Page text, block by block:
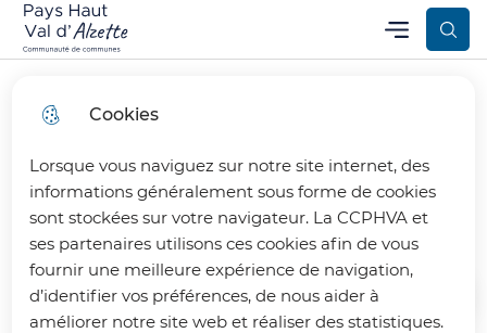
Cookies
Lorsque vous naviguez sur notre site internet, des
informations généralement sous forme de cookies
sont stockées sur votre navigateur. La CCPHVA et
ses partenaires utilisons ces cookies afin de vous
fournir une meilleure expérience de navigation,
d’identifier vos préférences, de nous aider à
améliorer notre site web et réaliser des statistiques.
Aller
au
menu
principal
Consulter
le plan
du site
Communauté de Communes Pays Haut Val d’Alzette
Menu principal
Menu
Déchèterie communautaire
Accueil